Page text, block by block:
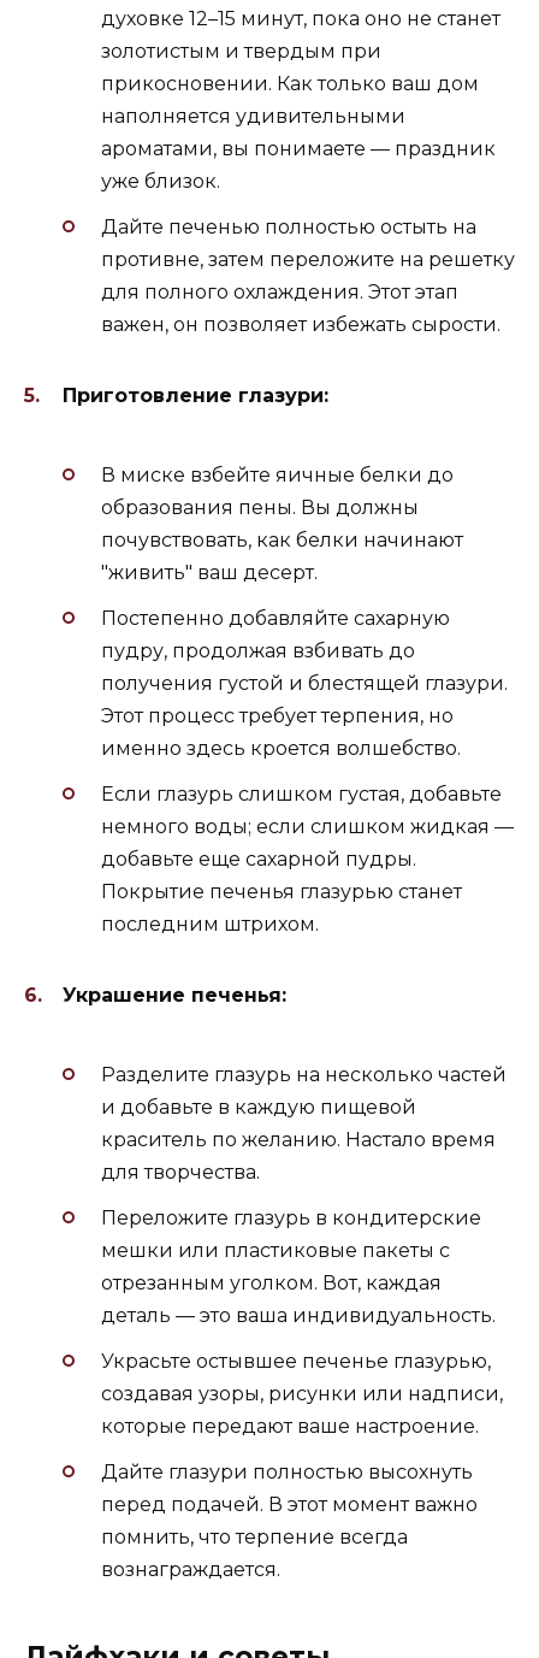
духовке 12–15 минут, пока оно не станет
золотистым и твердым при
прикосновении. Как только ваш дом
наполняется удивительными
ароматами, вы понимаете — праздник
уже близок.
Дайте печенью полностью остыть на
противне, затем переложите на решетку
для полного охлаждения. Этот этап
важен, он позволяет избежать сырости.
Приготовление глазури:
В миске взбейте яичные белки до
образования пены. Вы должны
почувствовать, как белки начинают
"живить" ваш десерт.
Постепенно добавляйте сахарную
пудру, продолжая взбивать до
получения густой и блестящей глазури.
Этот процесс требует терпения, но
именно здесь кроется волшебство.
Если глазурь слишком густая, добавьте
немного воды; если слишком жидкая —
добавьте еще сахарной пудры.
Покрытие печенья глазурью станет
последним штрихом.
Украшение печенья:
Разделите глазурь на несколько частей
и добавьте в каждую пищевой
краситель по желанию. Настало время
для творчества.
Переложите глазурь в кондитерские
мешки или пластиковые пакеты с
отрезанным уголком. Вот, каждая
деталь — это ваша индивидуальность.
Украсьте остывшее печенье глазурью,
создавая узоры, рисунки или надписи,
которые передают ваше настроение.
Дайте глазури полностью высохнуть
перед подачей. В этот момент важно
помнить, что терпение всегда
вознаграждается.